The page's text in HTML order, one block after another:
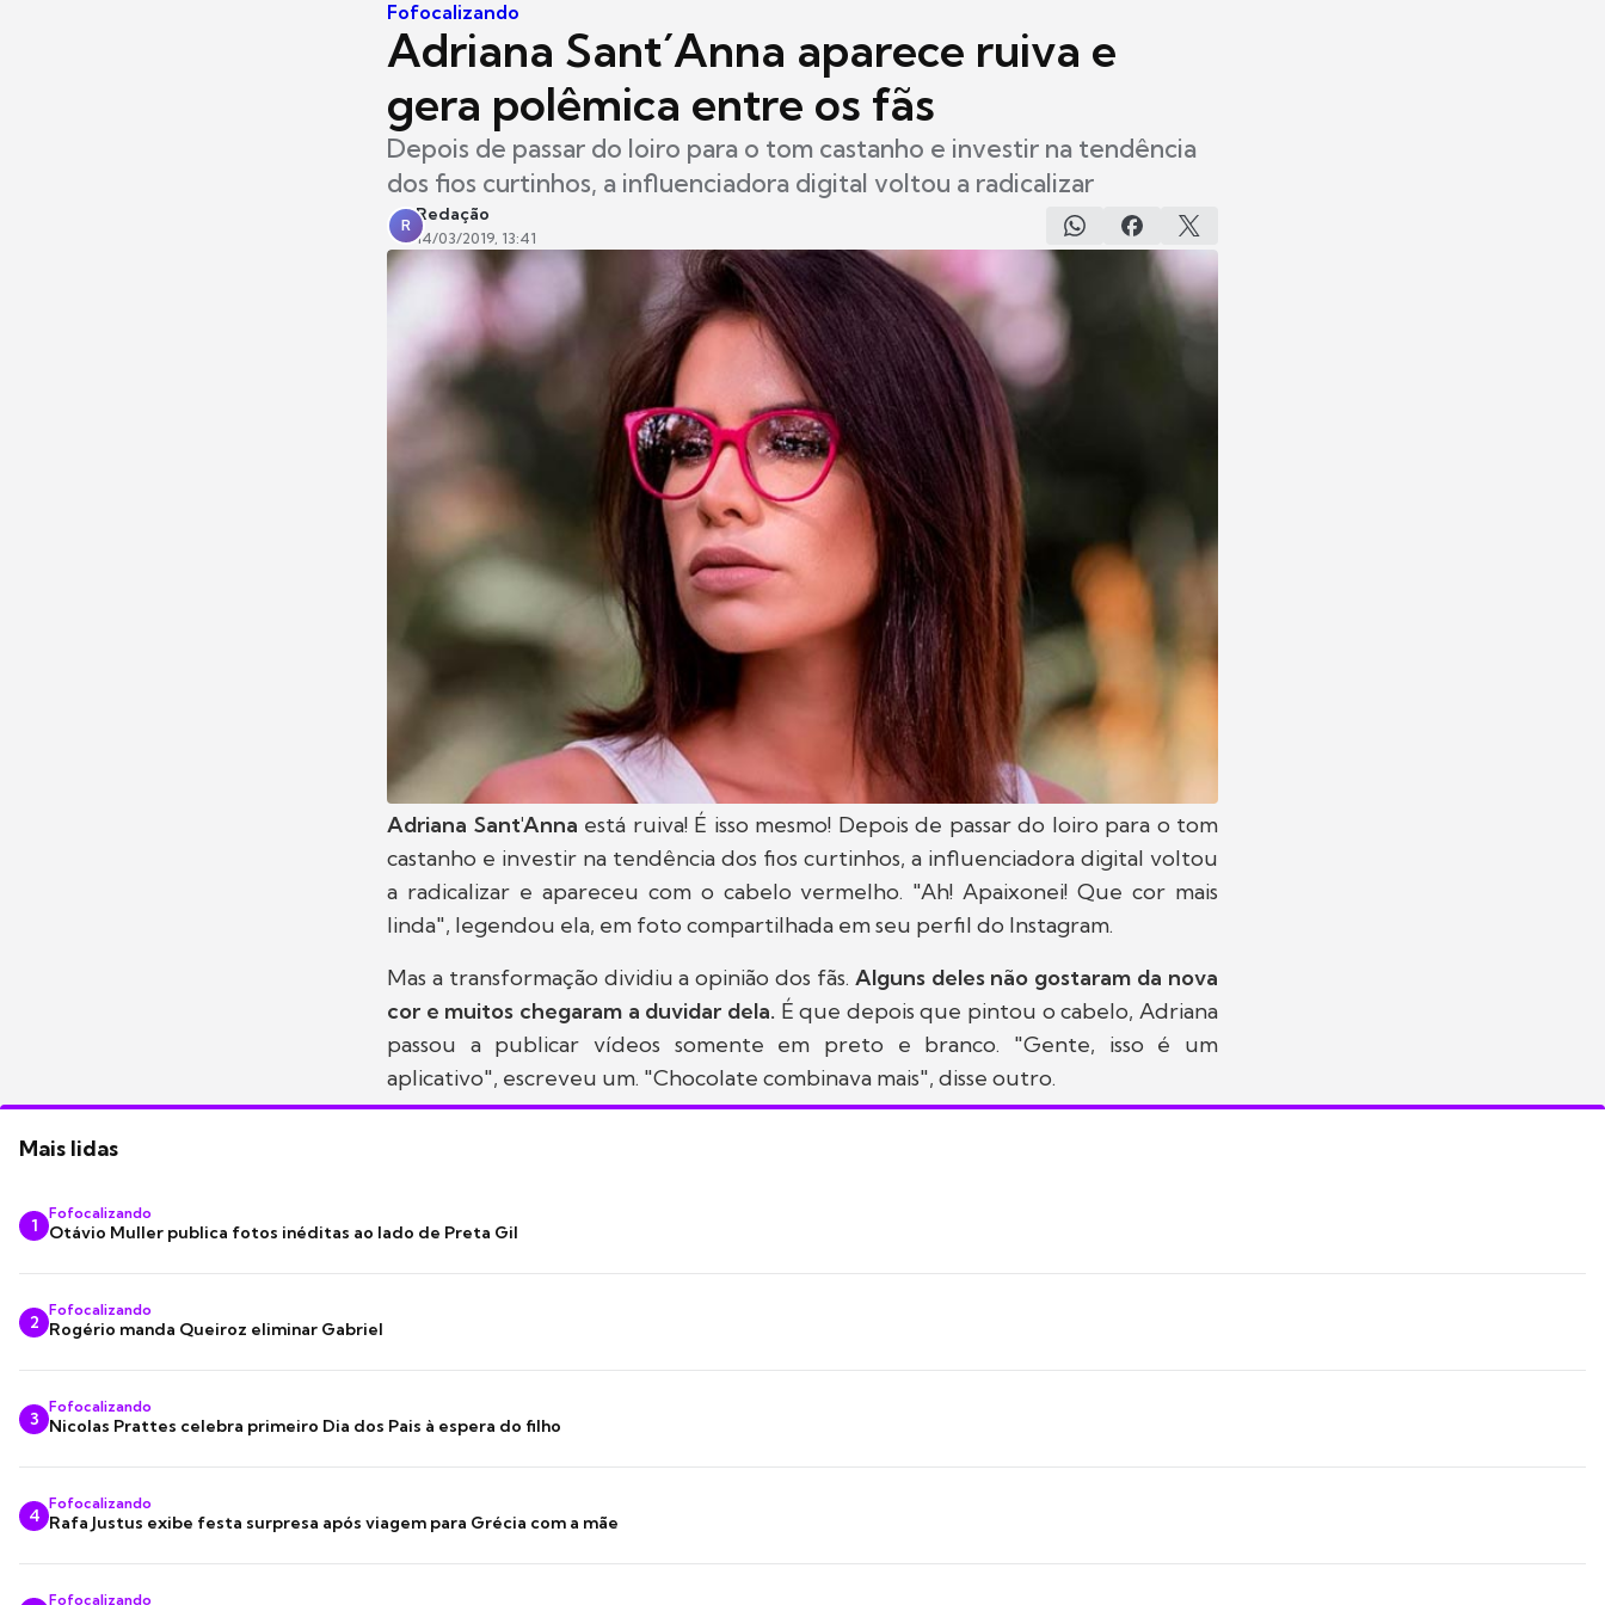
Fofocalizando
Adriana Sant´Anna aparece ruiva e
gera polêmica entre os fãs
Depois de passar do loiro para o tom castanho e investir na tendência
dos fios curtinhos, a influenciadora digital voltou a radicalizar
R
Redação
14/03/2019, 13:41
Adriana Sant'Anna está ruiva! É isso mesmo! Depois de passar do loiro para o tom
castanho e investir na tendência dos fios curtinhos, a influenciadora digital voltou
a radicalizar e apareceu com o cabelo vermelho. "Ah! Apaixonei! Que cor mais
linda", legendou ela, em foto compartilhada em seu perfil do Instagram.
Mas a transformação dividiu a opinião dos fãs. Alguns deles não gostaram da nova
cor e muitos chegaram a duvidar dela. É que depois que pintou o cabelo, Adriana
passou a publicar vídeos somente em preto e branco. "Gente, isso é um
aplicativo", escreveu um. "Chocolate combinava mais", disse outro.
Mais lidas
1
Fofocalizando
Otávio Muller publica fotos inéditas ao lado de Preta Gil
2
Fofocalizando
Rogério manda Queiroz eliminar Gabriel
3
Fofocalizando
Nicolas Prattes celebra primeiro Dia dos Pais à espera do filho
4
Fofocalizando
Rafa Justus exibe festa surpresa após viagem para Grécia com a mãe
Fofocalizando